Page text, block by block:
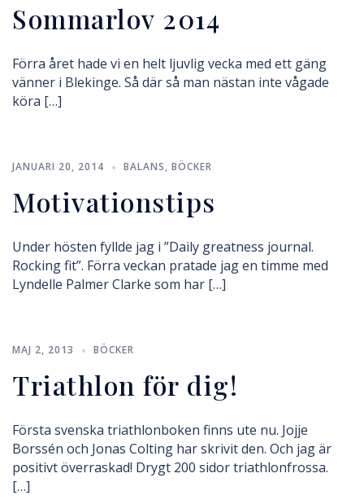
Sommarlov 2014
Förra året hade vi en helt ljuvlig vecka med ett gäng
vänner i Blekinge. Så där så man nästan inte vågade
köra […]
JANUARI 20, 2014 BALANS, BÖCKER
Motivationstips
Under hösten fyllde jag i ”Daily greatness journal.
Rocking fit”. Förra veckan pratade jag en timme med
Lyndelle Palmer Clarke som har […]
MAJ 2, 2013 BÖCKER
Triathlon för dig!
Första svenska triathlonboken finns ute nu. Jojje
Borssén och Jonas Colting har skrivit den. Och jag är
positivt överraskad! Drygt 200 sidor triathlonfrossa.
[…]